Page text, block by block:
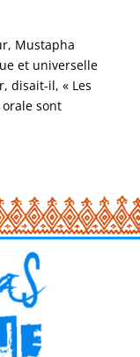
Mustapha
et universelle
disait-il, « Les
sont